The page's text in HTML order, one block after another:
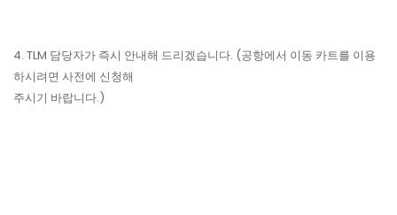
4. TLM 담당자가 즉시 안내해 드리겠습니다. (공항에서 이동 카트를 이용
하시려면 사전에 신청해
주시기 바랍니다.)